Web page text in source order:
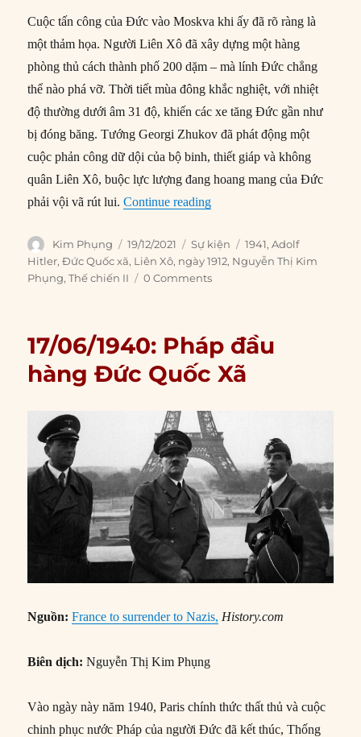
Cuộc tấn công của Đức vào Moskva khi ấy đã rõ ràng là
một thảm họa. Người Liên Xô đã xây dựng một hàng
phòng thủ cách thành phố 200 dặm – mà lính Đức chẳng
thể nào phá vỡ. Thời tiết mùa đông khắc nghiệt, với nhiệt
độ thường dưới âm 31 độ, khiến các xe tăng Đức gần như
bị đóng băng. Tướng Georgi Zhukov đã phát động một
cuộc phản công dữ dội của bộ binh, thiết giáp và không
quân Liên Xô, buộc lực lượng đang hoang mang của Đức
phải vội vã rút lui.Continue reading“19/12/1941: Hitler nắm
Author
Kim Phụng
Posted
on
19/12/2021 Categories
Sự kiện Tags
1941,Adolf
Hitler,Đức Quốc xã, Liên Xô, ngày 1912, Nguyễn Thị Kim
Phụng,Thế chiến II 0 Comments
17/06/1940: Pháp đầu
hàng Đức Quốc Xã
Nguồn: France to surrender to Nazis, History.com
Biên dịch: Nguyễn Thị Kim Phụng
Vào ngày này năm 1940, Paris chính thức thất thủ và cuộc
chinh phục nước Pháp của người Đức đã kết thúc, Thống